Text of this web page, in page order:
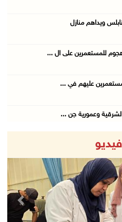
ويداهم منازل
للمستعمرين على ال ...
الشرقية وعمورية جن ...
المصري مستجدات ا ...
جنوب بيت لحم
اللوز جنوب شرق بيت ...
فيديو